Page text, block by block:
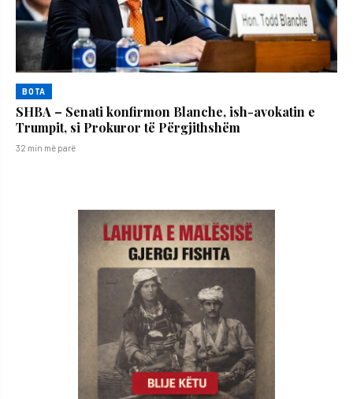
BOTA
SHBA – Senati konfirmon Blanche, ish-avokatin e
Trumpit, si Prokuror të Përgjithshëm
32 min më parë